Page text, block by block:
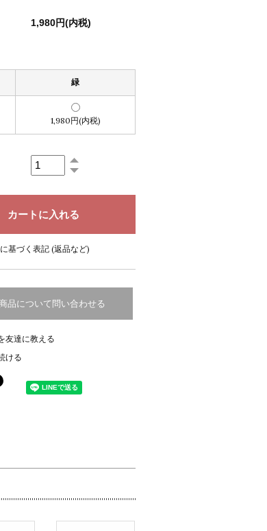
1,980円(内税)
緑
1,980円(内税)
基づく表記 (返品など)
品について問い合わせる
友達に教える
ける